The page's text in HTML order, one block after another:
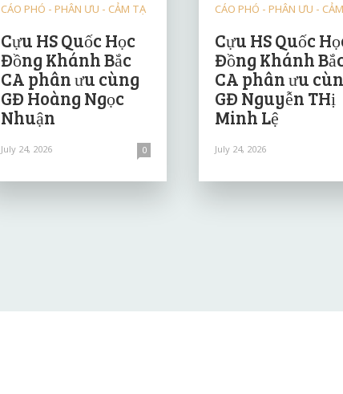
CÁO PHÓ - PHÂN ƯU - CẢM TẠ
Cựu HS Quốc Học
Đồng Khánh Bắc
CA phân ưu cùng
GĐ Hoàng Ngọc
Nhuận
July 24, 2026 0
CÁO PHÓ - PHÂN ƯU -
Cựu HS Quốc
Đồng Khánh
CA phân ưu
GĐ Nguyễn THị
Minh Lệ
July 24, 2026